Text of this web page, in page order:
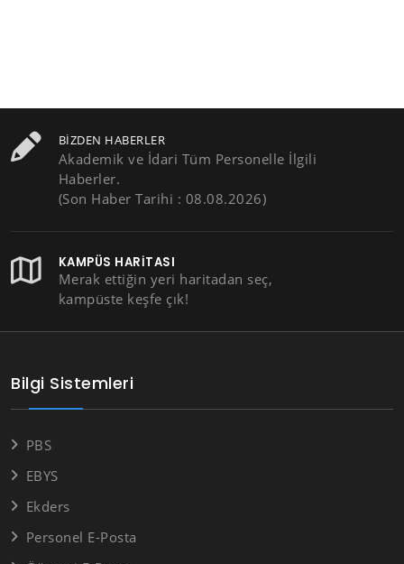
BIZDEN HABERLER
Akademik ve İdari Tüm Personelle İlgili
Haberler.
(Son Haber Tarihi : 08.08.2026)
KAMPÜS HARITASI
Merak ettiğin yeri haritadan seç,
kampüste keşfe çık!
Bilgi Sistemleri
PBS
EBYS
Ekders
Personel E-Posta